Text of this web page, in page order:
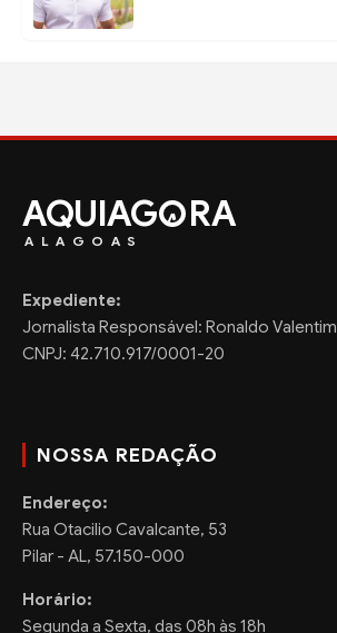
AQUIAG RA
ALAGOAS
Expediente:
Jornalista Responsável: Ronaldo Valentim
CNPJ: 42.710.917/0001-20
NOSSA REDAÇÃO
Endereço:
Rua Otacilio Cavalcante, 53
Pilar - AL, 57.150-000
Horário:
Segunda a Sexta, das 08h às 18h